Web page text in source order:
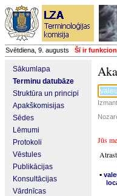
Svētdiena, 9. augusts Šī ir
Sākumlapa
Terminu datubāze
Struktūra un principi
Apakškomisijas
Sēdes
Lēmumi
Protokoli
Vēstules
Publikācijas
Konsultācijas
Vārdnīcas
Jūs
▪